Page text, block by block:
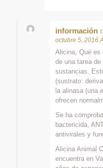
información
octubre 5, 2016
Alicina, Qué es
de una tarea
sustancias.
(sustrato:
la alinasa (una
ofrecen
Se ha
bactericida,
antivirales y
Alicina Animal
encuentra en